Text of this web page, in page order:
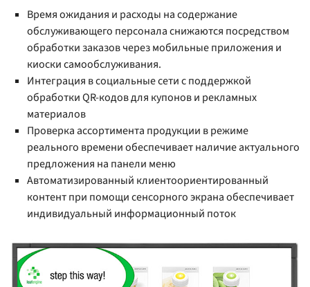
Время ожидания и расходы на содержание
обслуживающего персонала снижаются посредством
обработки заказов через мобильные приложения и
киоски самообслуживания.
Интеграция в социальные сети с поддержкой
обработки QR-кодов для купонов и рекламных
материалов
Проверка ассортимента продукции в режиме
реального времени обеспечивает наличие актуального
предложения на панели меню
Автоматизированный клиентоориентированный
контент при помощи сенсорного экрана обеспечивает
индивидуальный информационный поток